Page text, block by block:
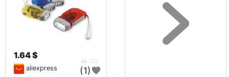
1.64 $
133
aliexpress (1)